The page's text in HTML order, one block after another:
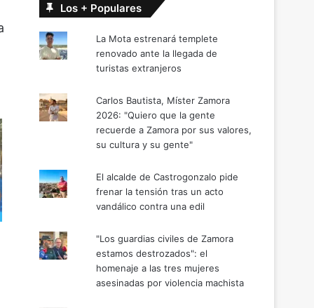
Los + Populares
La Mota estrenará templete
renovado ante la llegada de
turistas extranjeros
Carlos Bautista, Míster Zamora
2026: "Quiero que la gente
recuerde a Zamora por sus valores,
su cultura y su gente"
El alcalde de Castrogonzalo pide
frenar la tensión tras un acto
vandálico contra una edil
"Los guardias civiles de Zamora
estamos destrozados": el
homenaje a las tres mujeres
asesinadas por violencia machista